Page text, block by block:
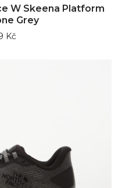
W Skeena Platform
Grey
Kč